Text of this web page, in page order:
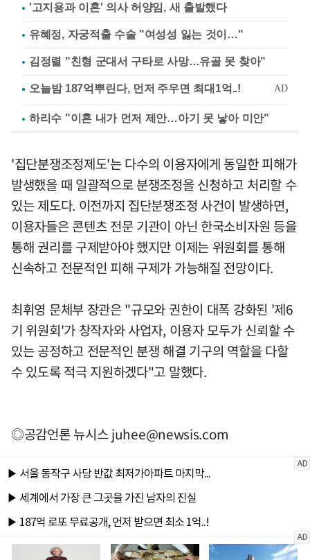
'고지용과 이혼' 의사 허양임, 새 출발했다
유혜정, 자궁적출 수술 "여성성 잃는 것이…"
김정렬 "친형 군대서 구타로 사망…유골 못 찾아"
하리수 "이혼 내가 먼저 제안…아기 못 낳아 미안"
'집단분쟁조정제도'는 다수의 이용자에게 동일한 피해가
발생했을 때 일괄적으로 분쟁조정을 신청하고 처리할 수
있는 제도다. 이전까지 집단분쟁조정 사건이 발생하면,
이용자들은 콘텐츠 전문 기관이 아닌 한국소비자원 등을
통해 권리를 구제받아야 했지만 이제는 위원회를 통해
신속하고 전문적인 피해 구제가 가능해질 전망이다.
최휘영 문체부 장관은 "규모와 권한이 대폭 강화된 '제6
기 위원회'가 창작자와 사업자, 이용자 모두가 신뢰할 수
있는 공정하고 전문적인 분쟁 해결 기구의 역할을 다할
수 있도록 적극 지원하겠다"고 말했다.
◎공감언론 뉴시스juhee@newsis.com